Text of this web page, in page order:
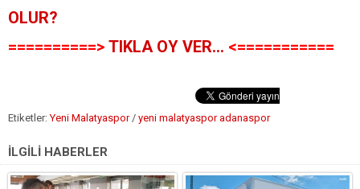
OLUR?
==========> TIKLA OY VER… <===========
Etiketler: Yeni Malatyaspor/ yeni malatyaspor adanaspor
İLGİLİ HABERLER